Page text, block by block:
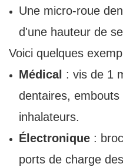
Une micro-roue
d'une hauteur de
Voici quelques
Médical : vis de 1
dentaires,
inhalateurs.
Électronique:
ports de charge